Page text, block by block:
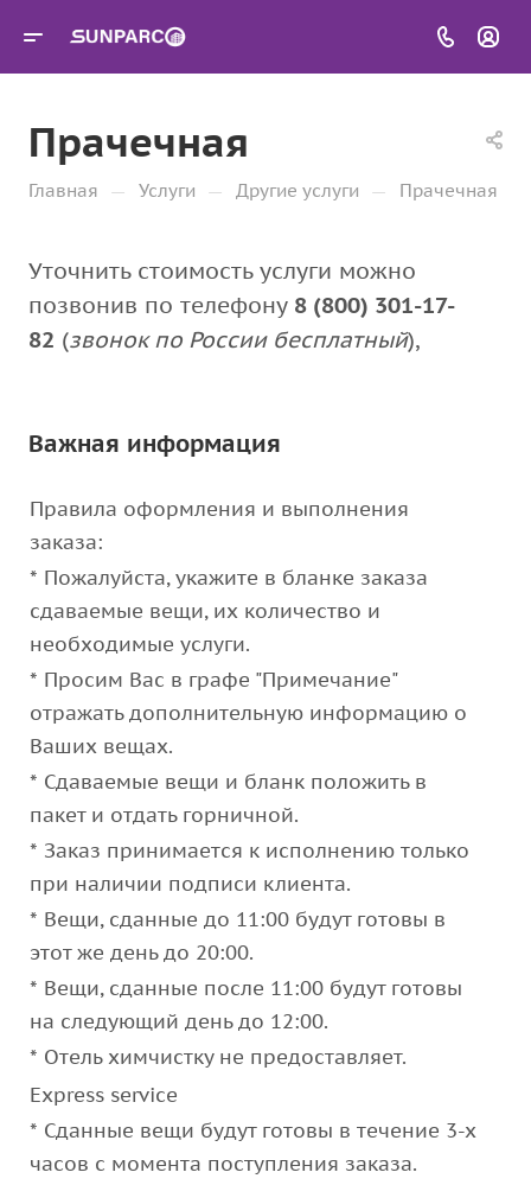
Прачечная
Главная — Услуги — Другие услуги — Прачечная
Уточнить стоимость услуги можно
позвонив по телефону 8 (800) 301-17-
82 (звонок по России бесплатный),
Важная информация
Правила оформления и выполнения
заказа:
* Пожалуйста, укажите в бланке заказа
сдаваемые вещи, их количество и
необходимые услуги.
* Просим Вас в графе "Примечание"
отражать дополнительную информацию о
Ваших вещах.
* Сдаваемые вещи и бланк положить в
пакет и отдать горничной.
* Заказ принимается к исполнению только
при наличии подписи клиента.
* Вещи, сданные до 11:00 будут готовы в
этот же день до 20:00.
* Вещи, сданные после 11:00 будут готовы
на следующий день до 12:00.
* Отель химчистку не предоставляет.
Express service
* Сданные вещи будут готовы в течение 3-х
часов с момента поступления заказа.